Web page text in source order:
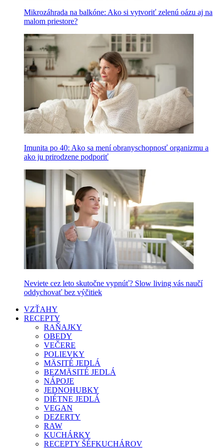
Mikrozáhrada na balkóne: Ako si vytvoriť zelenú oázu aj na
malom priestore?
Imunita po 40: Ako sa mení obranyschopnosť organizmu a
ako ju prirodzene podporiť
Neviete cez leto skutočne vypnúť? Slow living vás naučí
oddychovať bez výčitiek
VZŤAHY
RECEPTY
RAŇAJKY
OBEDY
VEČERE
POLIEVKY
MÄSITÉ JEDLÁ
BEZMÄSITÉ JEDLÁ
NÁPOJE
JEDNOHUBKY
DIÉTNE JEDLÁ
VEGAN
DEZERTY
RAW
KUCHÁRKY
RECEPTY ŠÉFKUCHÁROV